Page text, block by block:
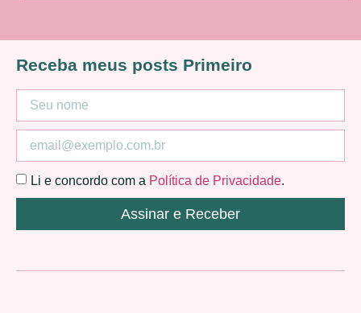
Receba meus posts Primeiro
Li e concordo com a Política de Privacidade.
Assinar e Receber